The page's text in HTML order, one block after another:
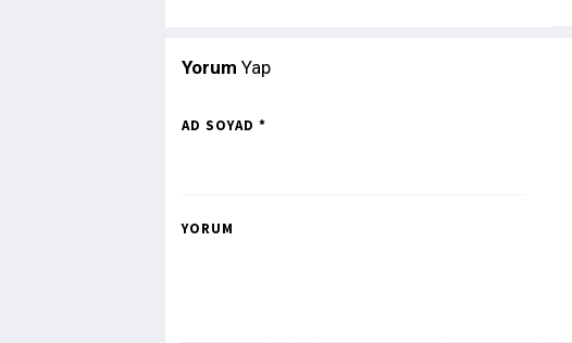
Yorum Yap
AD SOYAD *
YORUM